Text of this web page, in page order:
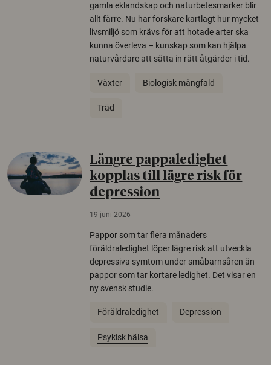
gamla eklandskap och naturbetesmarker blir
allt färre. Nu har forskare kartlagt hur mycket
livsmiljö som krävs för att hotade arter ska
kunna överleva – kunskap som kan hjälpa
naturvårdare att sätta in rätt åtgärder i tid.
Växter Biologisk mångfald
Träd
Längre pappaledighet
kopplas till lägre risk för
depression
19 juni 2026
Pappor som tar flera månaders
föräldraledighet löper lägre risk att utveckla
depressiva symtom under småbarnsåren än
pappor som tar kortare ledighet. Det visar en
ny svensk studie.
Föräldraledighet Depression
Psykisk hälsa